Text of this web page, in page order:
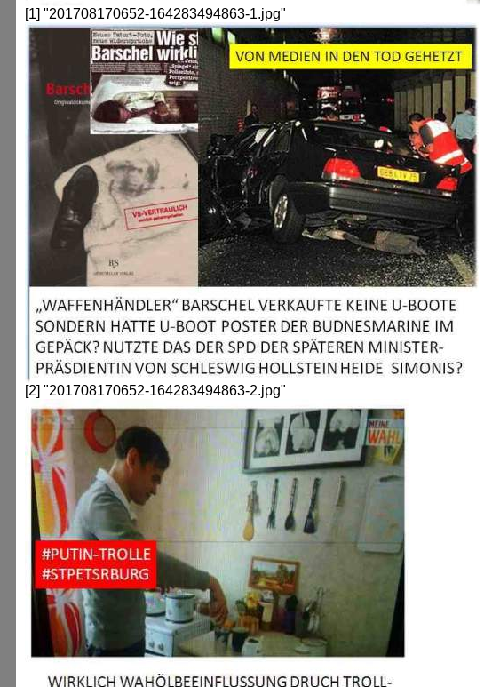
[1] "201708170652-164283494863-1.jpg"
[2] "201708170652-164283494863-2.jpg"